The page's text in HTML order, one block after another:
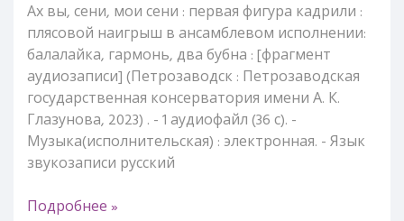
Ах вы, сени, мои сени : первая фигура кадрили :
плясовой наигрыш в ансамблевом исполнении:
балалайка, гармонь, два бубна : [фрагмент
аудиозаписи] (Петрозаводск : Петрозаводская
государственная консерватория имени А. К.
Глазунова, 2023) . - 1 аудиофайл (36 с). -
Музыка(исполнительская) : электронная. - Язык
звукозаписи русский
Подробнее »